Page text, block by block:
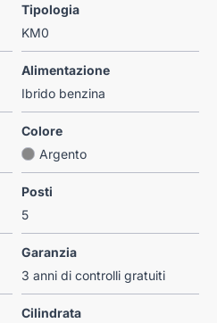
Tipologia
KM0
Alimentazione
Ibrido benzina
Colore
Argento
Posti
5
Garanzia
3 anni di controlli gratuiti
Cilindrata